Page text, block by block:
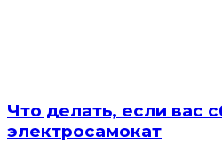
Что делать, если вас
электросамокат